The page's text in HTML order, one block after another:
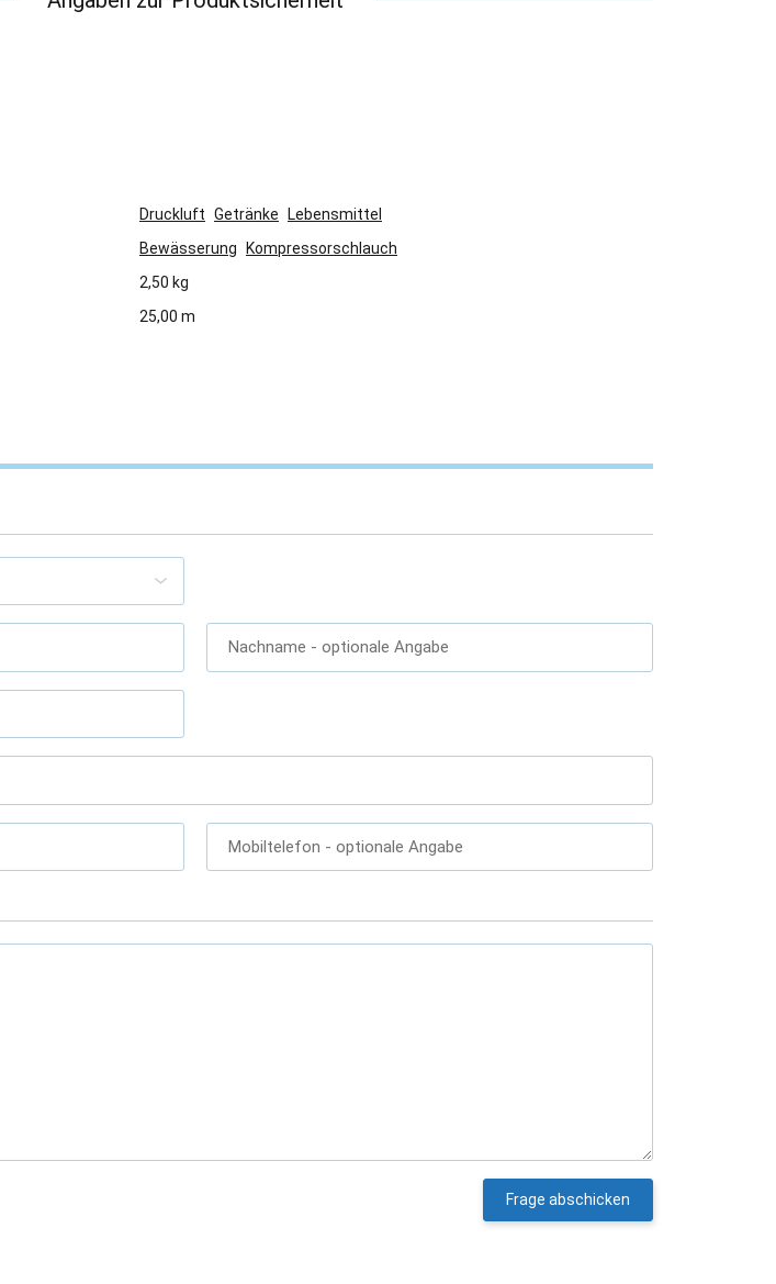
Druckluft Getränke Lebensmittel
Bewässerung Kompressorschlauch
2,50 kg
25,00 m
Nachname - optionale Angabe
Mobiltelefon - optionale Angabe
Frage abschicken